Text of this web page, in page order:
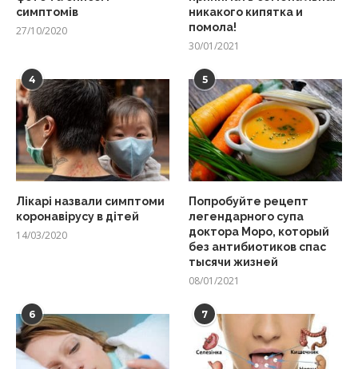
симптомів
27/10/2020
никакого кипятка и
помола!
30/01/2021
4
Лікарі назвали симптоми
коронавірусу в дітей
14/03/2020
5
Попробуйте рецепт
легендарного супа
доктора Моро, который
без антибиотиков спас
тысячи жизней
08/01/2021
6 7